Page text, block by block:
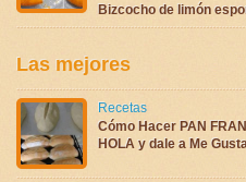
Bizcocho de limón
Las mejores
Recetas
Cómo Hacer PAN
HOLA y dale a Me